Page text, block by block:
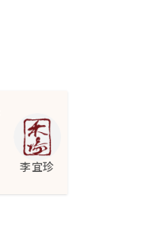
李宜珍